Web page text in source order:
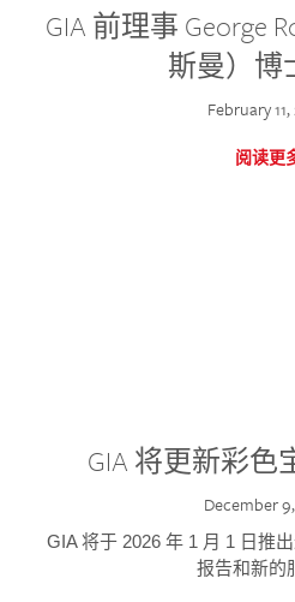
GIA 前理事 George
斯曼）博
February
阅读更
GIA 将更新彩色
December
GIA 将于 2026 年 1 月 1 日推
报告和新的